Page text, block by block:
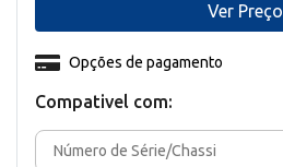
Compativel com:
Opções de pagamento
Ver Preço